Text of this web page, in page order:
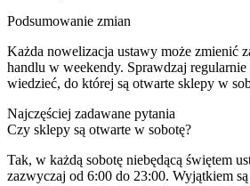
Podsumowanie zmian
Każda nowelizacja ustawy może zmienić
handlu w weekendy. Sprawdzaj
wiedzieć, do której są otwarte sklepy w
Najczęściej zadawane pytania
Czy sklepy są otwarte w sobotę?
Tak, w każdą sobotę niebędącą świętem
zazwyczaj od 6:00 do 23:00. Wyjątkiem